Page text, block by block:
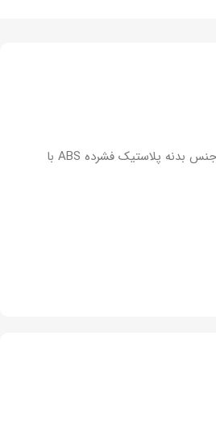
تابلو برق مدل Ebox محصول جذاب و کاربردی که دارای قابلیت های گسترده و مزایای ویژه ای نسبت به جعبه تقسیم های 10*10 و 15*10 می باشد، این تابلو برق از جنس بدنه پلاستیک فشرده ABS با